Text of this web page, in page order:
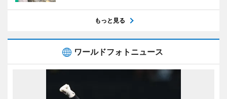
もっと見る
ワールドフォトニュース